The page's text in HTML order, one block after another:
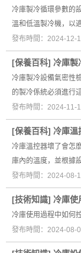
冷庫製冷循環參數的
溫和低溫製冷機，以
發布時間：2024-12-
[保養百科] 冷庫製
冷庫製冷設備氣密性
的製冷係統必須進行
發布時間：2024-11-
[保養百科] 冷庫溫
冷庫溫控器壞了會怎
庫內的溫度，並根據
發布時間：2024-08-
[技術知識] 冷庫使
冷庫使用過程中如何
發布時間：2024-08-